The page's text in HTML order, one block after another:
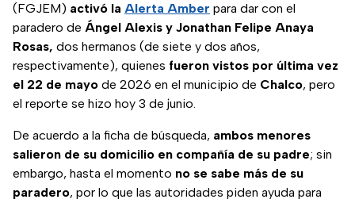
(FGJEM) activó la Alerta Amber para dar con el
paradero de Ángel Alexis y Jonathan Felipe Anaya
Rosas, dos hermanos (de siete y dos años,
respectivamente), quienes fueron vistos por última vez
el 22 de mayo de 2026 en el municipio de Chalco, pero
el reporte se hizo hoy 3 de junio.
De acuerdo a la ficha de búsqueda, ambos menores
salieron de su domicilio en compañía de su padre; sin
embargo, hasta el momento no se sabe más de su
paradero, por lo que las autoridades piden ayuda para